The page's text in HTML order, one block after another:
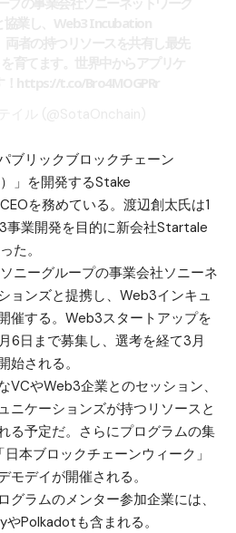
ブリックブロックチェーン
」を開発するStake
を務めている。渡辺創太氏は1
事業開発を目的に新会社Startale
た。
ニーグループの事業会社ソニーネ
ョンズと提携し、Web3インキュ
催する。Web3スタートアップを
6日まで募集し、選考を経て3月
始される。
VCやWeb3企業とのセッション、
ニケーションズが持つリソースと
る予定だ。さらにプログラムの集
本ブロックチェーンウィーク」
デイが開催される。
グラムのメンター参加企業には、
Polkadotも含まれる。